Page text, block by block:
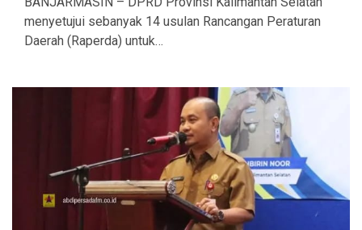
menyetujui sebanyak 14 usulan Rancangan Peraturan
Daerah (Raperda) untuk…